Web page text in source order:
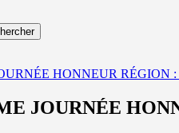
HONNEUR RÉGION
JOURNÉE